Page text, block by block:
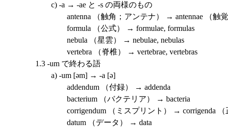
c) -a → -ae と -s の両様のもの
antenna （触角；アンテナ） → antennae （触覚）,
formula （公式） → formulae, formulas
nebula （星雲） → nebulae, nebulas
vertebra （脊椎） → vertebrae, vertebras
1.3 -um で終わる語
a) -um [əm] → -a [ə]
addendum （付録） → addenda
bacterium （バクテリア） → bacteria
corrigendum （ミスプリント） → corrigenda （正
datum （データ） → data